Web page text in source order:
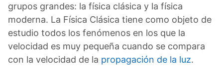
grupos grandes: la física clásica y la física
moderna. La Física Clásica tiene como objeto de
estudio todos los fenómenos en los que la
velocidad es muy pequeña cuando se compara
con la velocidad de la propagación de la luz.